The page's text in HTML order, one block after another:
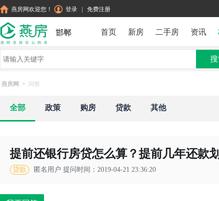
燕房网欢迎您！ 登录 免费注册
邯郸 首页 新房 二手房 资讯
燕房网 > 问答
全部 政策 购房 贷款 其他
提前还银行房贷怎么算？提前几年还款
贷款 匿名用户 提问时间：2019-04-21 23:36:20